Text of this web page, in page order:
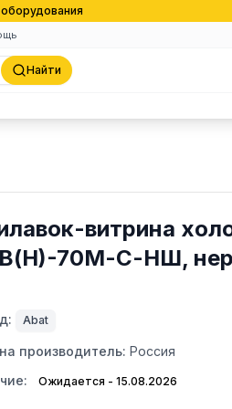
Найти
витрина
70М-С-НШ,
Abat
производитель: Россия
Ожидается - 15.08.2026